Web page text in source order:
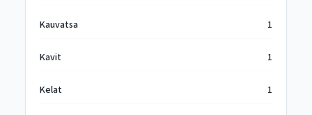
Kauvatsa 1
Kavit 1
Kelat 1